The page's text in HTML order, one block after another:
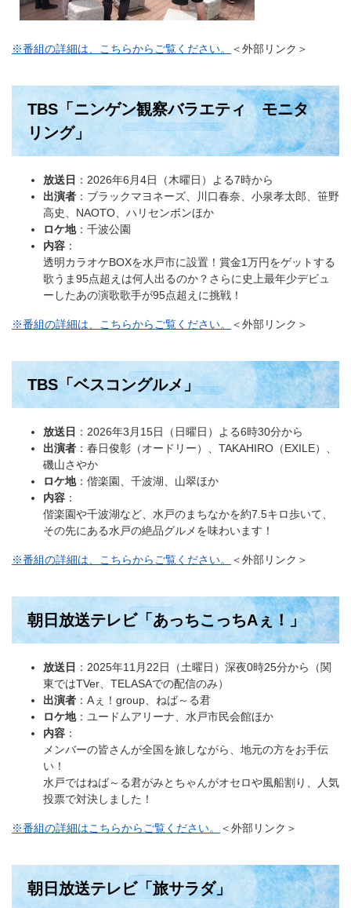
※番組の詳細は、こちらからご覧ください。 ＜外部リンク＞
TBS「ニンゲン観察バラエティ モニタ
リング」
放送日 ：2026年6月4日（木曜日）よる7時から
出演者 ：ブラックマヨネーズ、川口春奈、小泉孝太郎、笹野
高史、NAOTO、ハリセンボンほか
ロケ地：千波公園
内容 ：​
透明カラオケBOXを水戸市に設置！賞金1万円をゲットする
歌うま95点超えは何人出るのか？さらに史上最年少デビュ
ーしたあの演歌歌手が95点超えに挑戦！
※番組の詳細は、こちらからご覧ください。 ＜外部リンク＞
TBS「ベスコングルメ」
放送日 ：2026年3月15日（日曜日）よる6時30分から
出演者 ：春日俊彰（オードリー）、TAKAHIRO（EXILE）、
磯山さやか
ロケ地：偕楽園、千波湖、山翠ほか
内容 ：​
偕楽園や千波湖など、水戸のまちなかを約7.5キロ歩いて、
その先にある水戸の絶品グルメを味わいます！
※番組の詳細は、こちらからご覧ください。 ＜外部リンク＞
朝日放送テレビ「あっちこっちAぇ！」
放送日 ：2025年11月22日（土曜日）深夜0時25分から（関
東ではTVer、TELASAでの配信のみ）
出演者 ：Aぇ！group、ねば～る君
ロケ地：ユードムアリーナ、水戸市民会館ほか
内容 ：
メンバーの皆さんが全国を旅しながら、地元の方をお手伝
い！
水戸ではねば～る君がみとちゃんがオセロや風船割り、人気
投票で対決しました！
※番組の詳細はこちらからご覧ください。 ＜外部リンク＞
朝日放送テレビ「旅サラダ」